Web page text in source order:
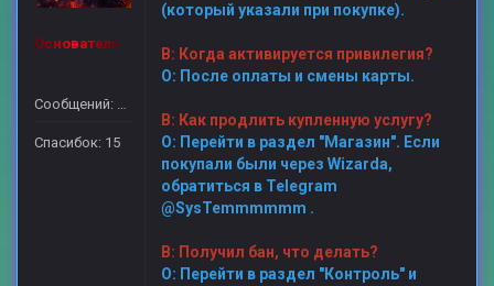
Основатель
Сообщений: 16
Спасибок: 15
(который указали при покупке).
В: Когда активируется привилегия?
О: После оплаты и смены карты.
В: Как продлить купленную услугу?
О: Перейти в раздел "Магазин". Если
покупали были через Wizarda,
обратиться в Telegram
@SysTemmmmmm .
В: Получил бан, что делать?
О: Перейти в раздел "Контроль" и